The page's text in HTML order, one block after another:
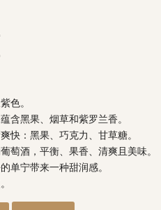
色。
含黑果、烟草和紫罗兰香。
快：黑果、巧克力、甘草糖。
萄酒，平衡、果香、清爽且美味。
单宁带来一种甜润感。